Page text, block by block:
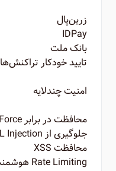
زرین‌پال
IDPay
بانک ملت
تایید خودکار تراکنش‌ها
امنیت چندلایه
محافظت در برابر Brute Force
جلوگیری از SQL Injection
محافظت XSS
Rate Limiting هوشمند